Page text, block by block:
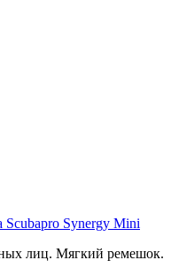
Scubapro Synergy Mini
лиц. Мягкий ремешок.